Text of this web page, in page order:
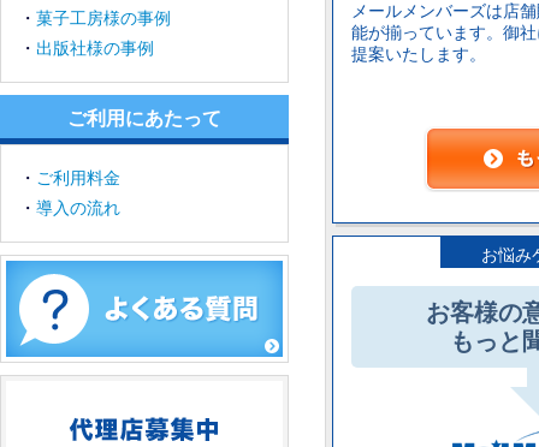
・ 菓子工房様の事例
・ 出版社様の事例
ご利用にあたって
・ ご利用料金
・ 導入の流れ
メールメンバーズは店
能が揃っています。御
提案いたします。
お悩み
お客様の
もっと